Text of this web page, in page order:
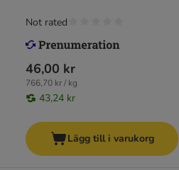
46,00 kr
766,70 kr / kg
43,24 kr
Not rated
Lägg till i varukorg